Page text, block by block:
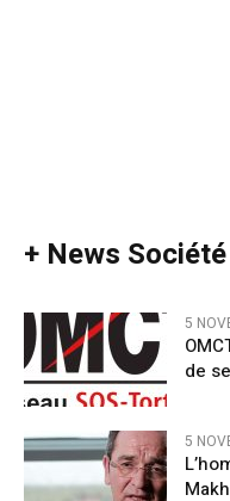
+ News Société
5
de
5